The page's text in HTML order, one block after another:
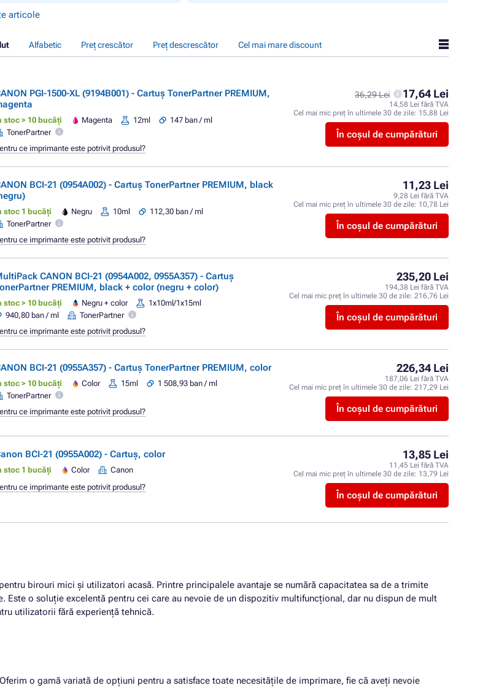
articole
Alfabetic Preț crescător Preț descrescător Cel mai mare discount
PGI-1500-XL (9194B001) - Cartuș TonerPartner PREMIUM,
stoc > 10 bucăți Magenta 12ml
147 ban / ml
TonerPartner
36,29 Lei 17,64 Lei
14,58 Lei fără TVA
Cel mai mic preț în ultimele 30 de zile: 15,88 Lei
În coșul de cumpărături
ce imprimante este potrivit produsul?
BCI-21 (0954A002) - Cartuș TonerPartner PREMIUM, black
stoc 1 bucăți Negru 10ml
112,30 ban / ml
TonerPartner
11,23 Lei
9,28 Lei fără TVA
Cel mai mic preț în ultimele 30 de zile: 10,78 Lei
În coșul de cumpărături
ce imprimante este potrivit produsul?
CANON BCI-21 (0954A002, 0955A357) - Cartuș
PREMIUM, black + color (negru + color)
stoc > 10 bucăți Negru + color
1x10ml/1x15ml
940,80 ban / ml
TonerPartner
235,20 Lei
194,38 Lei fără TVA
Cel mai mic preț în ultimele 30 de zile: 216,76 Lei
În coșul de cumpărături
ce imprimante este potrivit produsul?
BCI-21 (0955A357) - Cartuș TonerPartner PREMIUM, color
stoc > 10 bucăți Color 15ml
1 508,93 ban / ml
TonerPartner
226,34 Lei
187,06 Lei fără TVA
Cel mai mic preț în ultimele 30 de zile: 217,29 Lei
În coșul de cumpărături
ce imprimante este potrivit produsul?
BCI-21 (0955A002) - Cartuș, color
stoc 1 bucăți Color Canon
13,85 Lei
11,45 Lei fără TVA
Cel mai mic preț în ultimele 30 de zile: 13,79 Lei
În coșul de cumpărături
ce imprimante este potrivit produsul?
birouri mici și utilizatori acasă. Printre principalele avantaje se numără capacitatea sa de a trimite
o soluție excelentă pentru cei care au nevoie de un dispozitiv multifuncțional, dar nu dispun de mult
utilizatorii fără experiență tehnică.
o gamă variată de opțiuni pentru a satisface toate necesitățile de imprimare, fie că aveți nevoie